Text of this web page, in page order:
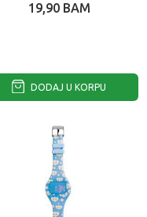
19,90 BAM
DODAJ U KORPU